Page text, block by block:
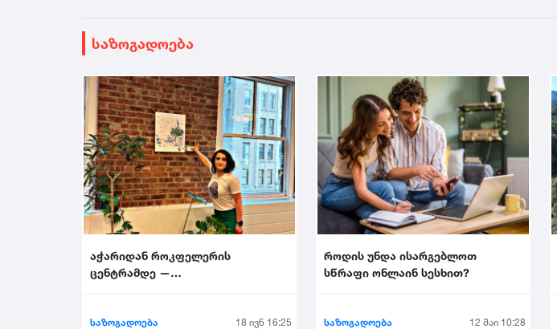
საზოგადოება
აჭარიდან როკფელერის
ცენტრამდე —
საზოგადოება 18 ივნ 16:25
როდის უნდა ისარგებლოთ
სწრაფი ონლაინ სესხით?
საზოგადოება 12 მაი 10:28